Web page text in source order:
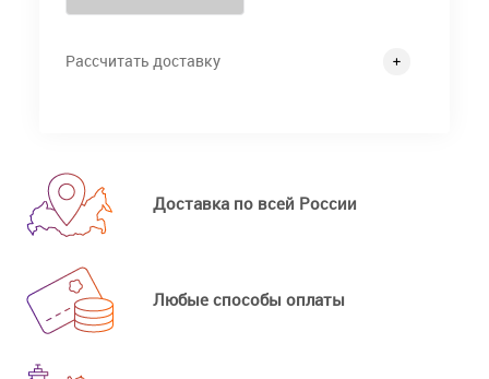
Рассчитать доставку
Доставка по всей России
Любые способы оплаты